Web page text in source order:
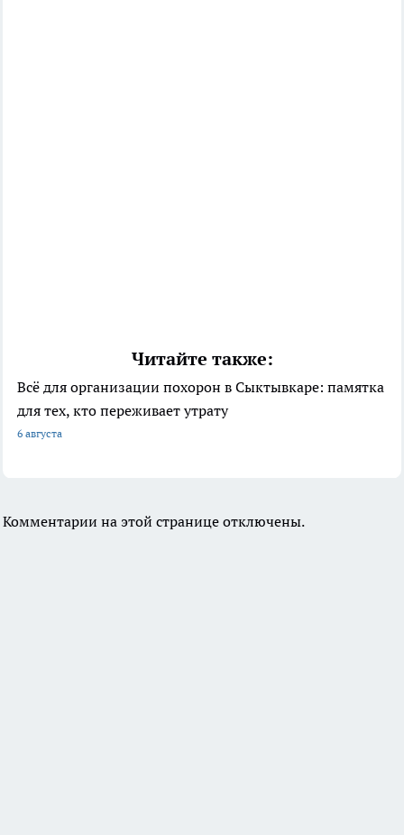
Читайте также:
Всё для организации похорон в Сыктывкаре: памятка
для тех, кто переживает утрату
6 августа
Комментарии на этой странице отключены.